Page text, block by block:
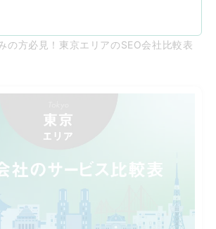
の方必見！東京エリアのSEO会社比較表